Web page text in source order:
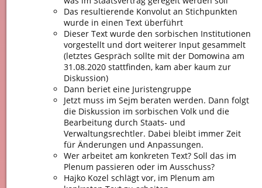
Das resultierende Konvolut an Stichpunkten
wurde in einen Text überführt
Dieser Text wurde den sorbischen Institutionen
vorgestellt und dort weiterer Input gesammelt
(letztes Gespräch sollte mit der Domowina am
31.08.2020 stattfinden, kam aber kaum zur
Diskussion)
Dann beriet eine Juristengruppe
Jetzt muss im Sejm beraten werden. Dann folgt
die Diskussion im sorbischen Volk und die
Bearbeitung durch Staats- und
Verwaltungsrechtler. Dabei bleibt immer Zeit
für Änderungen und Anpassungen.
Wer arbeitet am konkreten Text? Soll das im
Plenum passieren oder im Ausschuss?
Hajko Kozel schlägt vor, im Plenum am